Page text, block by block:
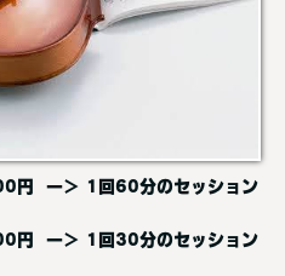
円 ー＞ 1回60分のセッション
円 ー＞ 1回30分のセッション